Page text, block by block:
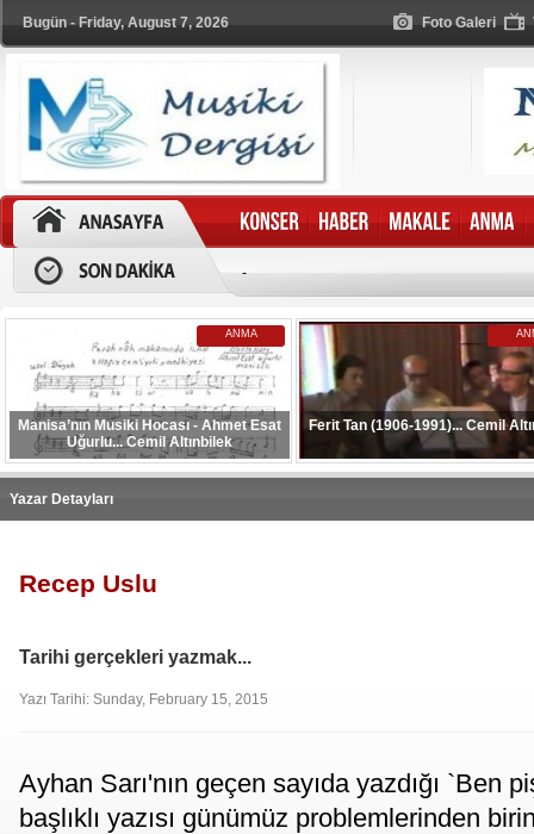
Bugün - Friday, August 7, 2026 Foto Galeri
-
ANMA
Manisa’nın Musiki Hocası - Ahmet Esat
Uğurlu... Cemil Altınbilek
Ferit Tan (1906-1991)... Cemil
Yazar Detayları
Recep Uslu
Tarihi gerçekleri yazmak...
Yazı Tarihi: Sunday, February 15, 2015
Ayhan Sarı'nın geçen sayıda yazdığı `Ben
başlıklı yazısı günümüz problemlerinden